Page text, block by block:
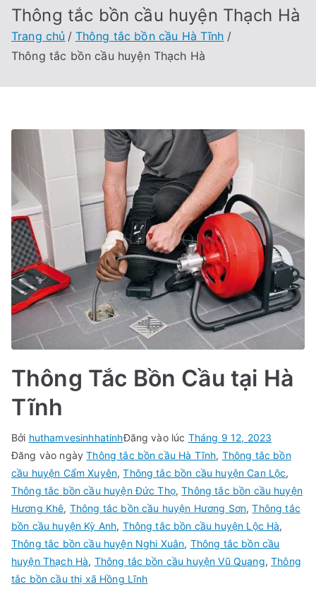
Thông tắc bồn cầu huyện Thạch Hà
Trang chủ
Thông tắc bồn cầu Hà Tĩnh
Thông tắc bồn cầu huyện Thạch Hà
Thông Tắc Bồn Cầu tại Hà
Tĩnh
Bởi huthamvesinhhatinhĐăng vào lúc Tháng 9 12, 2023
Đăng vào ngàyThông tắc bồn cầu Hà Tĩnh, Thông tắc bồn
cầu huyện Cẩm Xuyên,Thông tắc bồn cầu huyện Can Lộc,
Thông tắc bồn cầu huyện Đức Thọ,Thông tắc bồn cầu huyện
Hương Khê, Thông tắc bồn cầu huyện Hương Sơn,Thông tắc
bồn cầu huyện Kỳ Anh, Thông tắc bồn cầu huyện Lộc Hà,
Thông tắc bồn cầu huyện Nghi Xuân, Thông tắc bồn cầu
huyện Thạch Hà, Thông tắc bồn cầu huyện Vũ Quang,Thông
tắc bồn cầu thị xã Hồng Lĩnh